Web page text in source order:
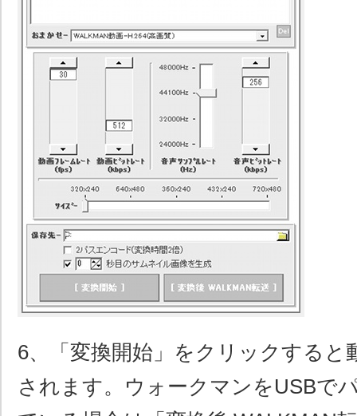
6、「変換開始」をクリックすると
されます。ウォークマンをUSBで